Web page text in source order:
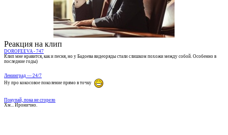
Реакция на клип
DOROFEEVA - 747
Клип мне нравится, как и песня, но у Бадоева видеоряды стали слишком похожи между собой. Особенно в
последние годы)
Ленинград — 24/7
Ну про кокосовое поколение прямо в точку
Покупай, пока не сгорело
Хм... Иронично.